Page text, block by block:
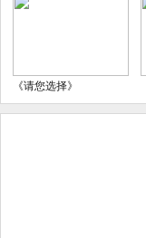
《请您选择》